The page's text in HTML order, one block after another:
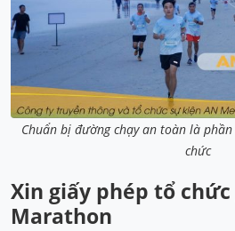
Chuẩn bị đường chạy an toàn là
chức
Xin giấy phép tổ
Marathon